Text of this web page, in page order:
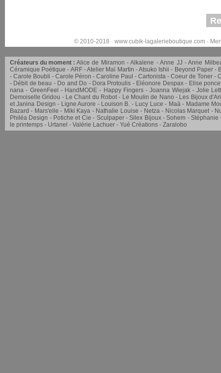
© 2010-2018 · www.cubik-lagalerieboutique.com·
Créateurs du moment : Alice de Miramon Alkalene Anne JJ
Anne
Céramique Poétique
ARF Atelier Maï Martin Atsuko Ishii Beyond Paper
Carole Boubli
Carole Péron Caroline Paul Cartonista Coeur de Toner
Débit de beau
Do and Do Dora Protoulis Eléonore Despax
Elise
nana
GreenFeel HandMODE Happy Fingers Joanna Wiejak
Jolie
Demoiselle Gridou
Le Chant du Robot Le Moulin de Nano
Les Bijoux d'Ari
et Janina Design
Ligne Aurore Louison B. Lucy Luce Maä
Madame
Bazard
Mars'elle Miki Kaya Nathalie Louise Netza Nicolas Marquet
Philéa Design
Potiche et Cie Sculpaper Silex Bijoux Sohem
Stéphanie
le printemps
Urtanel Valérie Lachuer Yué Créations Zaralobo